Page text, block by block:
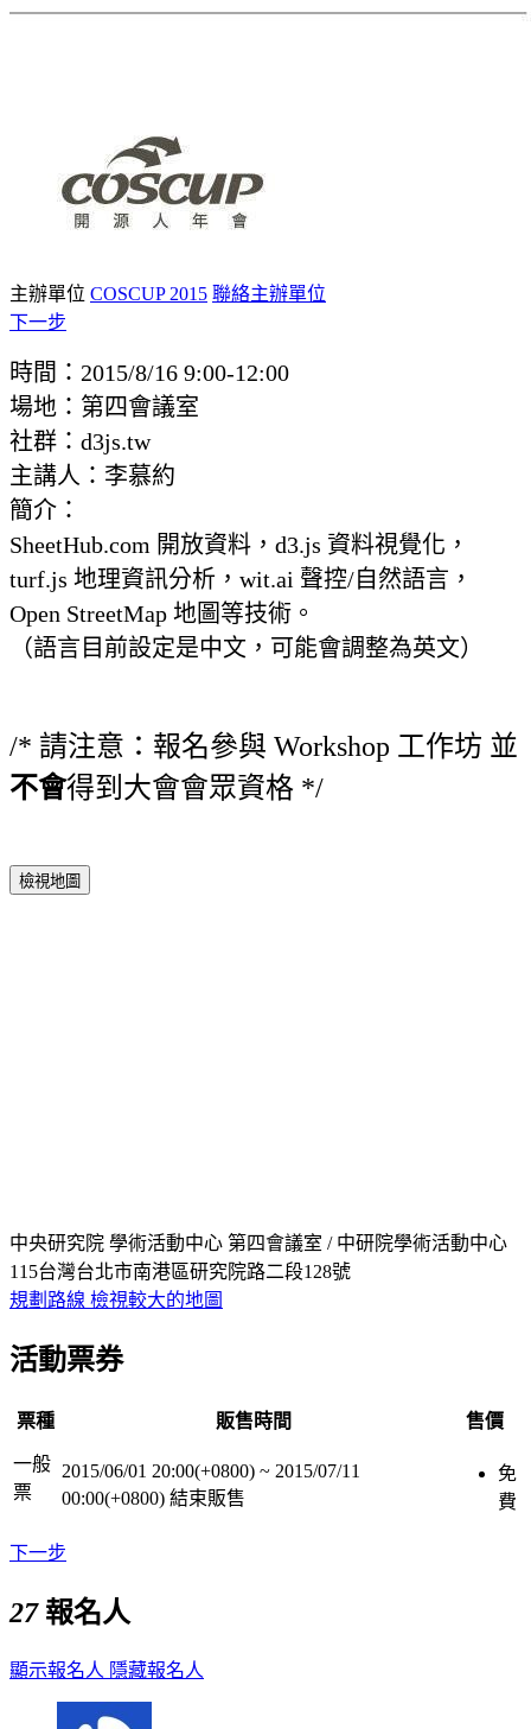
主辦單位 COSCUP 2015 聯絡主辦單位
下一步
時間：2015/8/16 9:00-12:00
場地：第四會議室
社群：d3js.tw
主講人：李慕約
簡介：
SheetHub.com 開放資料，d3.js 資料視覺化，
turf.js 地理資訊分析，wit.ai 聲控/自然語言，
Open StreetMap 地圖等技術。
（語言目前設定是中文，可能會調整為英文）
/* 請注意：報名參與 Workshop 工作坊 並
不會得到大會會眾資格 */
檢視地圖
中央研究院 學術活動中心 第四會議室 / 中研院學術活動中心
115台灣台北市南港區研究院路二段128號
規劃路線 檢視較大的地圖
活動票券
票種 販售時間 售價
一般
票
2015/06/01 20:00(+0800) ~ 2015/07/11
00:00(+0800) 結束販售
免
費
下一步
27報名人
顯示報名人 隱藏報名人